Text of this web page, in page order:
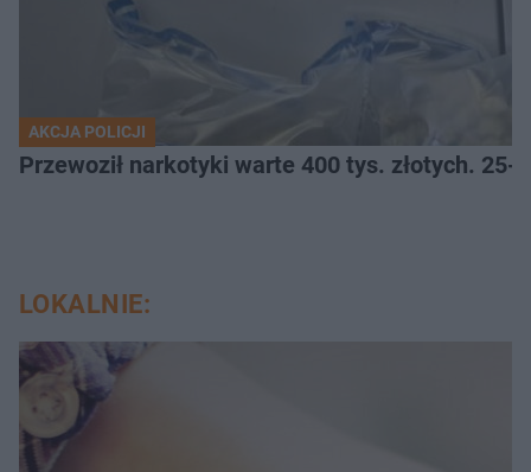
AKCJA POLICJI
Przewoził narkotyki warte 400 tys. złotych.
LOKALNIE: